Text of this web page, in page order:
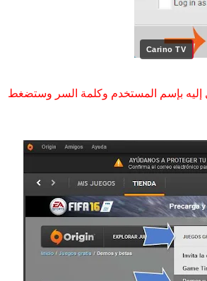
Carino TV
إليه بإسم المستخدم وكلمة السر وستضغط